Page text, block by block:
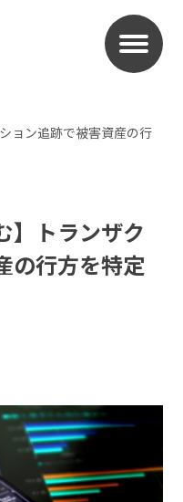
ョン追跡で被害資産の行
】トランザク
の行方を特定